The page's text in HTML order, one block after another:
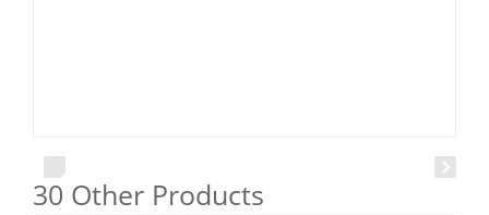
30 Other Products